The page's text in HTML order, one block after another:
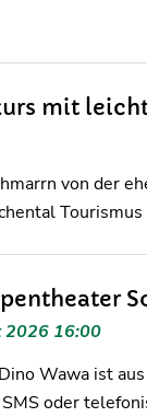
mit
von der
Tourismus
2026 16:00
Wawa ist
oder